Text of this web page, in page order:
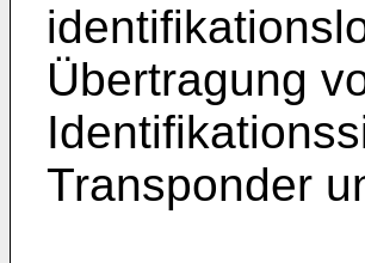
Übertragung
Transponder